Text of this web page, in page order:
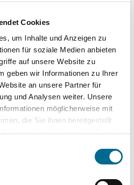
Cookies
um Inhalte und Anzeigen zu
für soziale Medien anbieten
auf unsere Website zu
geben wir Informationen zu Ihrer
an unsere Partner für
und Analysen weiter. Unsere
möglicherweise mit
die Sie ihnen bereitgestellt
Ihrer Nutzung der Dienste
Webseite weiterhin nutzen.
Vorteile
wuddi Leasing Kauf
✔ - -
-